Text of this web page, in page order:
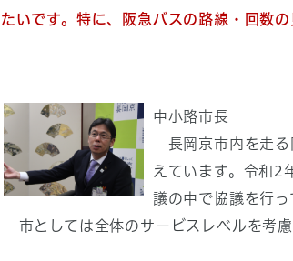
たいです。特に、阪急バスの路線・回数
中小路市長
長岡京市内を走る
えています。令和2
議の中で協議を行っ
市としては全体のサービスレベルを考